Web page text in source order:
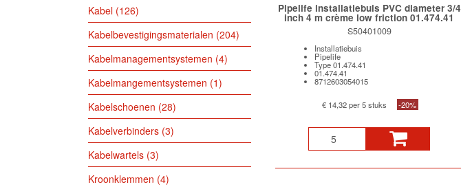
Kabel 126
Kabelbevestigingsmaterialen 204
Kabelmanagementsystemen 4
Kabelmangementsystemen 1
Kabelschoenen 28
Kabelverbinders 3
Kabelwartels 3
Kroonklemmen 4
Pipelife installatiebuis PVC diameter 3/4
inch 4 m crème low friction 01.474.41
S50401009
Installatiebuis
Pipelife
Type 01.474.41
01.474.41
8712603054015
€ 14,32 per 5 stuks -20%